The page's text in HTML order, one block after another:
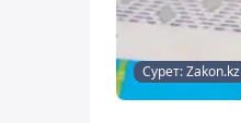
Сурет: Zakon.kz